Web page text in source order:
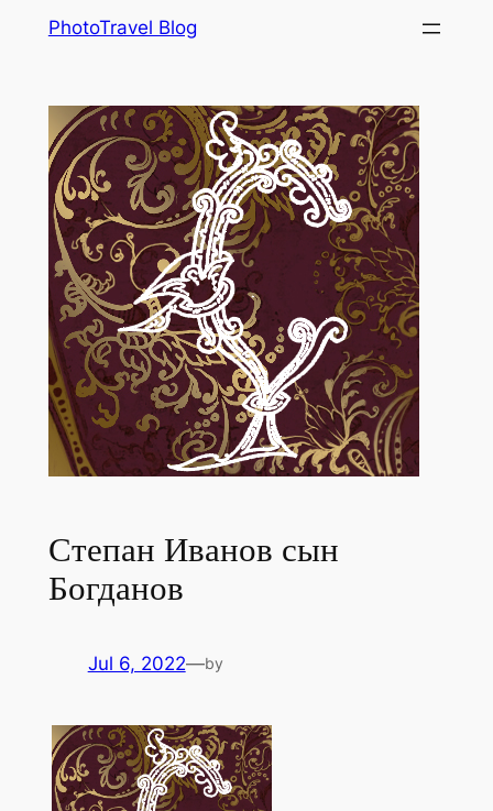
PhotoTravel Blog
Степан Иванов сын
Богданов
Jul 6, 2022—by